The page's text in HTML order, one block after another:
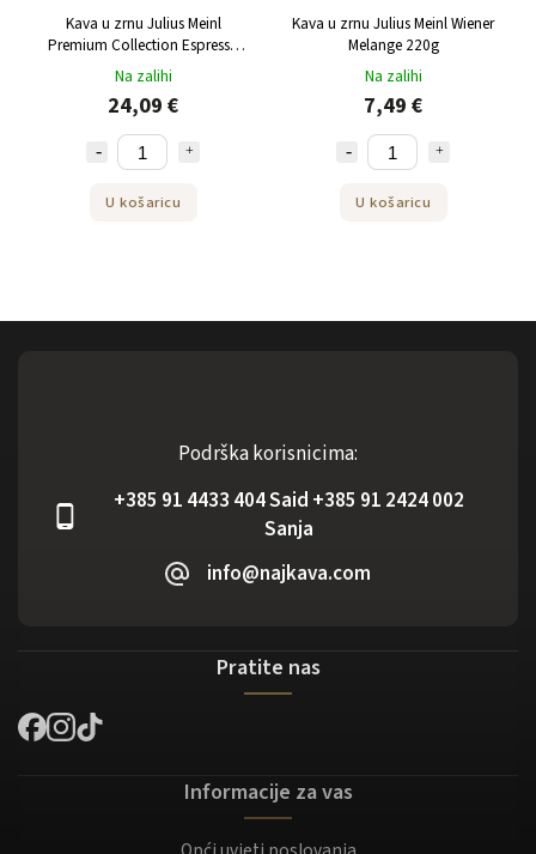
Kava u zrnu Julius Meinl
Premium Collection Espresso
1kg
Na zalihi
24,09 €
U košaricu
Kava u zrnu Julius Meinl Wiener
Melange 220g
Na zalihi
7,49 €
U košaricu
Podrška korisnicima:
+385 91 4433 404 Said +385 91 2424 002
Sanja
info@najkava.com
Pratite nas
Informacije za vas